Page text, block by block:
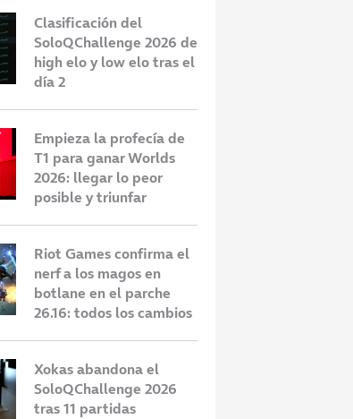
Clasificación del
SoloQChallenge 2026 de
high elo y low elo tras el
día 2
Empieza la profecía de
T1 para ganar Worlds
2026: llegar lo peor
posible y triunfar
Riot Games confirma el
nerf a los magos en
botlane en el parche
26.16: todos los cambios
Xokas abandona el
SoloQChallenge 2026
tras 11 partidas